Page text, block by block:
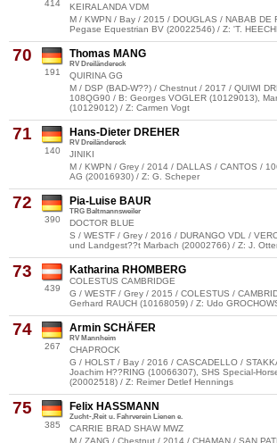
414
KEIRALANDA VDM
M / KWPN / Bay / 2015 / DOUGLAS / NABAB DE
Pegase Equestrian BV (20022546) / Z: 'T.
70
191
Thomas MANG
RV Dreiländereck
QUIRINA GG
M / DSP (BAD-W??) / Chestnut / 2017 / QUIWI
108QG90 / B: Georges VOGLER (10129013),
(10129012) / Z: Carmen Vogt
71
140
Hans-Dieter DREHER
RV Dreiländereck
JINIKI
M / KWPN / Grey / 2014 / DALLAS / CANTOS /
AG (20016930) / Z: G. Scheper
72
390
Pia-Luise BAUR
TRG Baltmannsweiler
DOCTOR BLUE
S / WESTF / Grey / 2016 / DURANGO VDL /
und Landgest??t Marbach (20002766) / Z: J.
73
439
Katharina RHOMBERG
COLESTUS CAMBRIDGE
G / WESTF / Grey / 2015 / COLESTUS /
Gerhard RAUCH (10168059) / Z: Udo
74
267
Armin SCHÄFER
RV Mannheim
CHAPROCK
G / HOLST / Bay / 2016 / CASCADELLO /
Joachim H??RING (10066307), SHS Special-
(20002518) / Z: Reimer Detlef Hennings
75
385
Felix HASSMANN
Zucht-,Reit u. Fahrverein Lienen e.
CARRIE BRAD SHAW MWZ